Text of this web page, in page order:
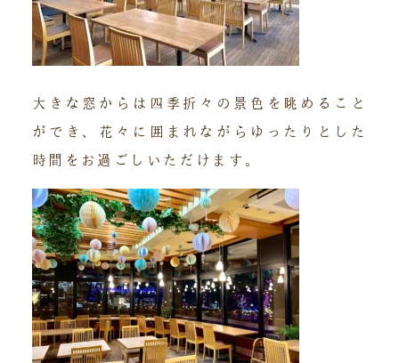
大きな窓からは四季折々の景色を眺めること
ができ、花々に囲まれながらゆったりとした
時間をお過ごしいただけます。